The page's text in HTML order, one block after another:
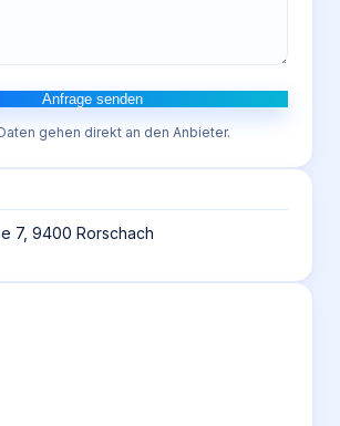
Anfrage senden
gehen direkt an den Anbieter.
7, 9400 Rorschach